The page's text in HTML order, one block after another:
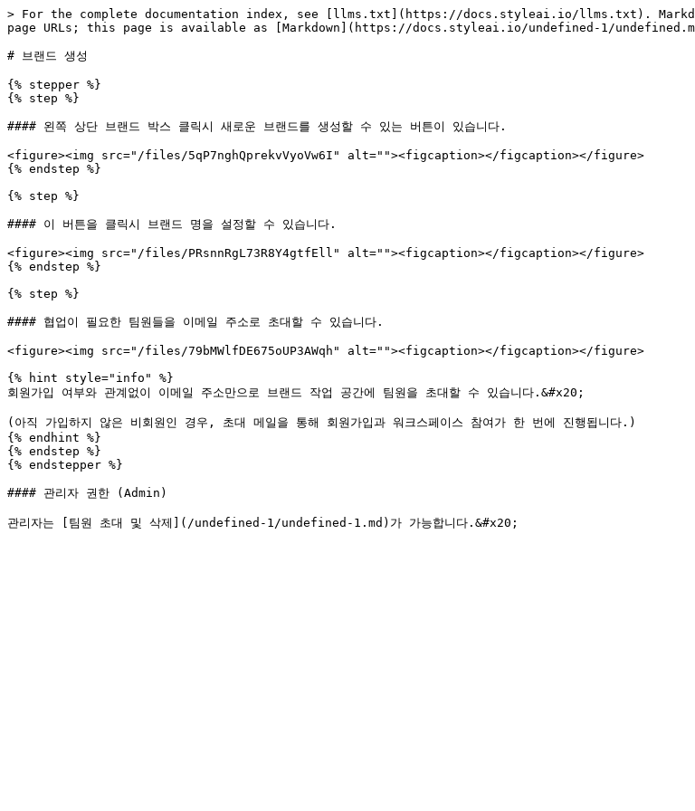
> For the complete documentation index, see [llms.txt](https://docs.styleai.io/llms.txt).
page URLs; this page is available as [Markdown](https://docs.styleai.io/undefined-1/
# 브랜드 생성
{% stepper %}
{% step %}
#### 왼쪽 상단 브랜드 박스 클릭시 새로운 브랜드를 생성할 수 있는 버튼이 있습니다.
<figure><img src="/files/5qP7nghQprekvVyoVw6I" alt=""><figcaption></figcaption></figure>
{% endstep %}
{% step %}
#### 이 버튼을 클릭시 브랜드 명을 설정할 수 있습니다.
<figure><img src="/files/PRsnnRgL73R8Y4gtfEll" alt=""><figcaption></figcaption></figure>
{% endstep %}
{% step %}
#### 협업이 필요한 팀원들을 이메일 주소로 초대할 수 있습니다.
<figure><img src="/files/79bMWlfDE675oUP3AWqh" alt=""><figcaption></figcaption></figure>
{% hint style="info" %}
회원가입 여부와 관계없이 이메일 주소만으로 브랜드 작업 공간에 팀원을 초대할 수 있습니다.&#x20;
(아직 가입하지 않은 비회원인 경우, 초대 메일을 통해 회원가입과 워크스페이스 참여가 한 번에 진행됩니다.)
{% endhint %}
{% endstep %}
{% endstepper %}
#### 관리자 권한 (Admin)